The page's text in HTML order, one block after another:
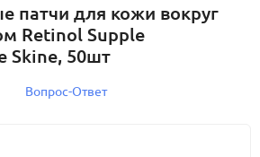
патчи для кожи вокруг
Retinol Supple
Skine, 50шт
Вопрос-Ответ